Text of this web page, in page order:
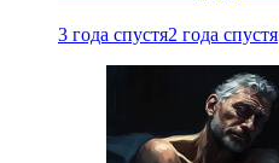
3 года спустя2 года спустя